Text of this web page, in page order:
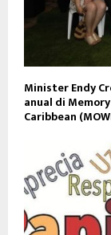
Minister Endy
anual di
Caribbean